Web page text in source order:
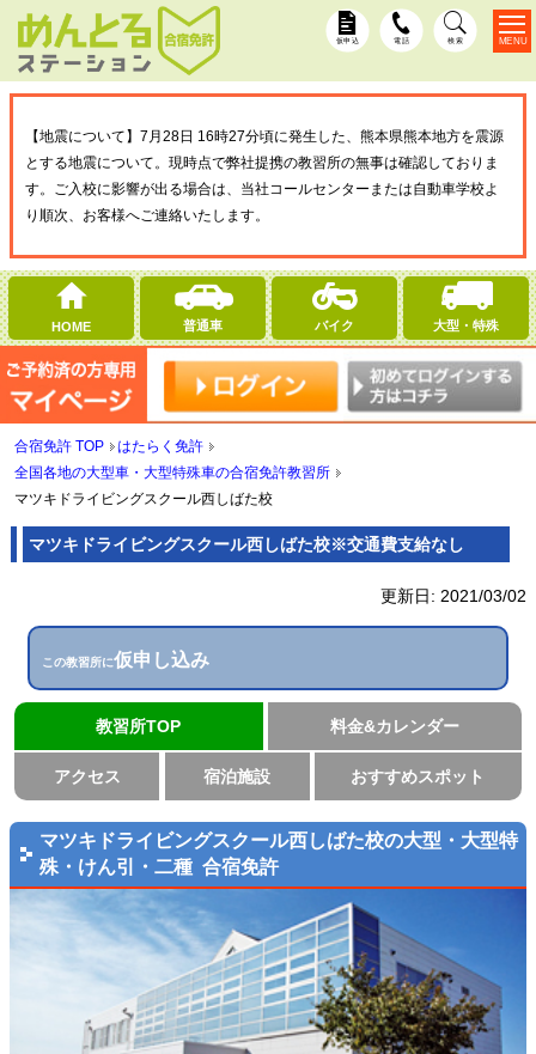
仮申込 電話 検索
【地震について】7月28日 16時27分頃に発生した、熊本県熊本地方を震源
とする地震について。現時点で弊社提携の教習所の無事は確認しておりま
す。ご入校に影響が出る場合は、当社コールセンターまたは自動車学校よ
り順次、お客様へご連絡いたします。
HOME 普通車 バイク 大型・特殊
MENU
合宿免許 TOP
はたらく免許
全国各地の大型車・大型特殊車の合宿免許教習所
マツキドライビングスクール西しばた校
マツキドライビングスクール西しばた校※交通費支給なし
更新日: 2021/03/02
この教習所に仮申し込み
教習所TOP 料金&カレンダー
アクセス 宿泊施設 おすすめスポット
マツキドライビングスクール西しばた校の大型・大型特
殊・けん引・二種 合宿免許